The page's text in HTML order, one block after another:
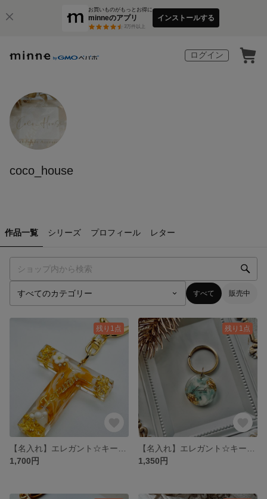
お買いものがもっとお得に
minneのアプリ
3万件以上
インストールする
ログイン
coco_house
作品一覧 シリーズ プロフィール レター
すべて 販売中
残り1点
1,700円
残り1点
1,350円